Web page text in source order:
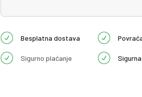
Besplatna dostava
Sigurno plaćanje